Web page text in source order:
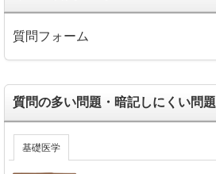
質問フォーム
質問の多い問題・暗記しにくい問題
基礎医学